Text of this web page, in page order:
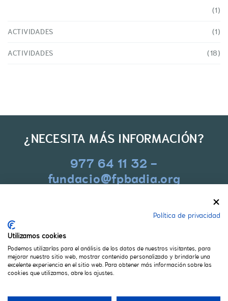
(1)
ACTIVIDADES
(1)
ACTIVIDADES
(18)
¿NECESITA MÁS INFORMACIÓN?
977 64 11 32 -
fundacio@fpbadia.org
43830 Torredembarra (Tarragona)
977 64 11 32
Política de privacidad
Utilizamos cookies
Podemos utilizarlas para el análisis de los datos de nuestros visitantes, para
mejorar nuestro sitio web, mostrar contenido personalizado y brindarle una
excelente experiencia en el sitio web. Para obtener más información sobre las
cookies que utilizamos, abre los ajustes.